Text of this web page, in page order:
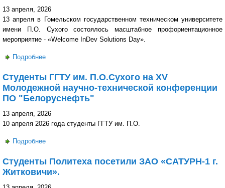
13 апреля, 2026
13 апреля в Гомельском государственном техническом университете
имени П.О. Сухого состоялось масштабное профориентационное
мероприятие - «Welcome InDev Solutions Day».
Подробнее
Студенты ГГТУ им. П.О.Сухого на XV
Молодежной научно-технической конференции
ПО "Белоруснефть"
13 апреля, 2026
10 апреля 2026 года студенты ГГТУ им. П.О.
Подробнее
Студенты Политеха посетили ЗАО «САТУРН-1 г.
Житковичи».